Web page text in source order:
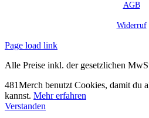
AGB
Widerruf
Page load link
Alle Preise inkl. der gesetzlichen
481Merch benutzt Cookies, damit du
kannst. Mehr erfahren
Verstanden